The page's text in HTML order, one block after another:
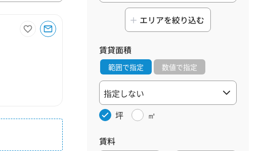
エリアを絞り込む
賃貸面積
範囲で指定 数値で指定
坪 ㎡
賃料